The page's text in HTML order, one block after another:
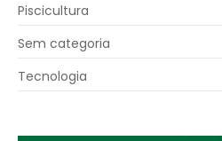
Piscicultura
Sem categoria
Tecnologia